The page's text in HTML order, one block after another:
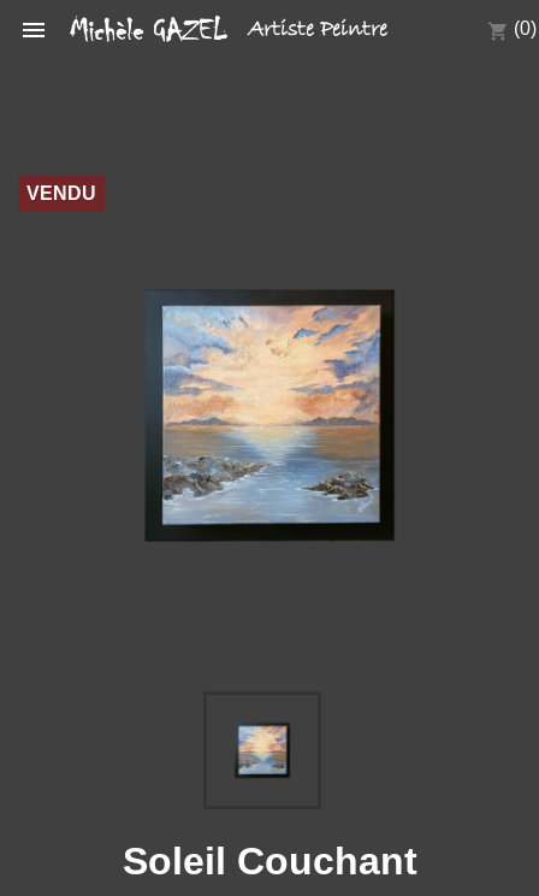
 shopping_cart (0)
Artiste Peintre
VENDU
Soleil Couchant